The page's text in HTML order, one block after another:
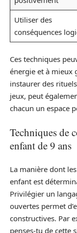
Utiliser des
conséquences
Ces techniques
énergie et à mieux
instaurer des
jeux, peut
chacun un espace
Techniques de
enfant de 9 ans
La manière dont
enfant est
Privilégier un
ouvertes permet
constructives. Par
penses-tu de cette